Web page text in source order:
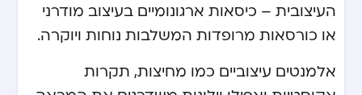
העיצובית – כיסאות ארגונומיים בעיצוב מודרני
או כורסאות מרופדות המשלבות נוחות ויוקרה.
אלמנטים עיצוביים כמו מחיצות, תקרות